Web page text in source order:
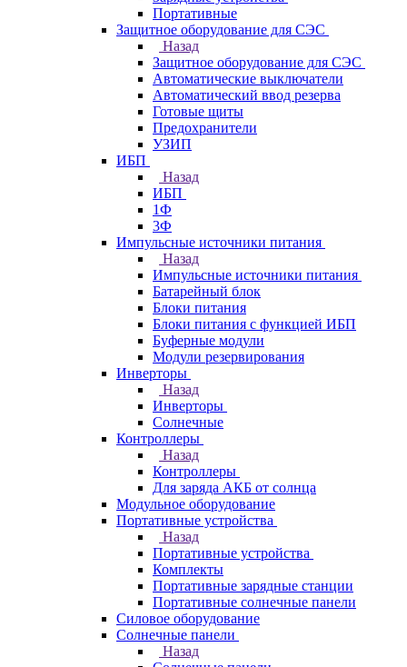
Портативные
Защитное оборудование для СЭС
Назад
Защитное оборудование для СЭС
Автоматические выключатели
Автоматический ввод резерва
Готовые щиты
Предохранители
УЗИП
ИБП
Назад
ИБП
1Ф
3Ф
Импульсные источники питания
Назад
Импульсные источники питания
Батарейный блок
Блоки питания
Блоки питания с функцией ИБП
Буферные модули
Модули резервирования
Инверторы
Назад
Инверторы
Солнечные
Контроллеры
Назад
Контроллеры
Для заряда АКБ от солнца
Модульное оборудование
Портативные устройства
Назад
Портативные устройства
Комплекты
Портативные зарядные станции
Портативные солнечные панели
Силовое оборудование
Солнечные панели
Назад